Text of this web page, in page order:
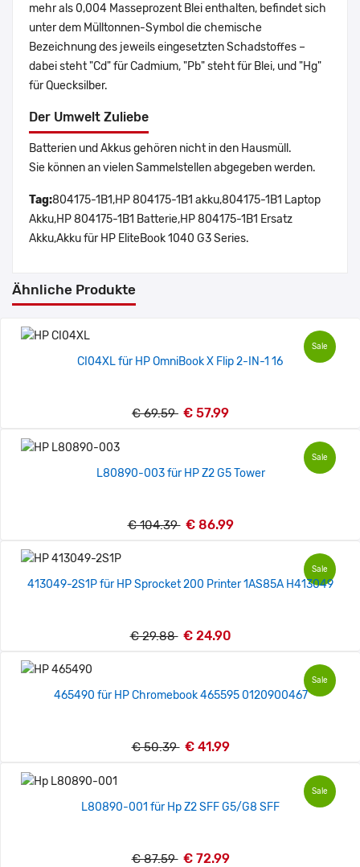
mehr als 0,004 Masseprozent Blei enthalten, befindet sich
unter dem Mülltonnen-Symbol die chemische
Bezeichnung des jeweils eingesetzten Schadstoffes –
dabei steht "Cd" für Cadmium, "Pb" steht für Blei, und "Hg"
für Quecksilber.
Der Umwelt Zuliebe
Batterien und Akkus gehören nicht in den Hausmüll.
Sie können an vielen Sammelstellen abgegeben werden.
Tag:804175-1B1,HP 804175-1B1 akku,804175-1B1 Laptop
Akku,HP 804175-1B1 Batterie,HP 804175-1B1 Ersatz
Akku,Akku für HP EliteBook 1040 G3 Series.
Ähnliche Produkte
Sale
CI04XL für HP OmniBook X Flip 2-IN-1 16
€ 69.59 € 57.99
Sale
L80890-003 für HP Z2 G5 Tower
€ 104.39 € 86.99
Sale
413049-2S1P für HP Sprocket 200 Printer 1AS85A H413049
€ 29.88 € 24.90
Sale
465490 für HP Chromebook 465595 0120900467
€ 50.39 € 41.99
Sale
L80890-001 für Hp Z2 SFF G5/G8 SFF
€ 87.59 € 72.99